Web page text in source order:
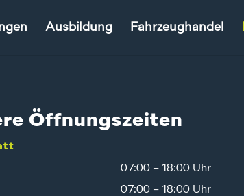
Ausbildung Fahrzeughandel
Öffnungszeiten
07:00 – 18:00 Uhr
07:00 – 18:00 Uhr